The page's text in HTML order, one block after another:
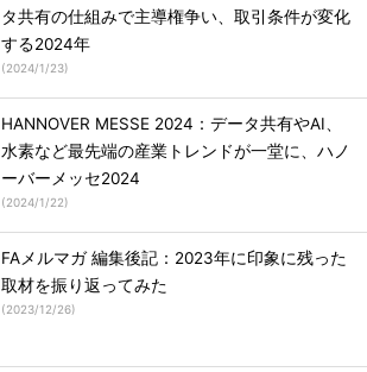
タ共有の仕組みで主導権争い、取引条件が変化
する2024年
(2024/1/23)
HANNOVER MESSE 2024：データ共有やAI、
水素など最先端の産業トレンドが一堂に、ハノ
ーバーメッセ2024
(2024/1/22)
FAメルマガ 編集後記：2023年に印象に残った
取材を振り返ってみた
(2023/12/26)